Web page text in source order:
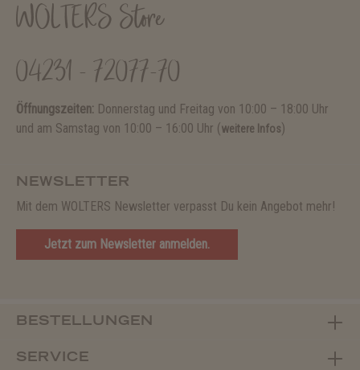
WOLTERS Store
04231 - 72077-70
Öffnungszeiten: Donnerstag und Freitag von 10:00 – 18:00 Uhr
und am Samstag von 10:00 – 16:00 Uhr (weitere Infos)
NEWSLETTER
Mit dem WOLTERS Newsletter verpasst Du kein Angebot mehr!
Jetzt zum Newsletter anmelden.
BESTELLUNGEN
SERVICE